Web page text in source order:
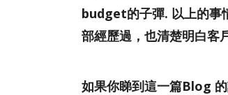
budget的子彈. 以上的事
部經歷過，也清楚明白客
如果你睇到這一篇Blog